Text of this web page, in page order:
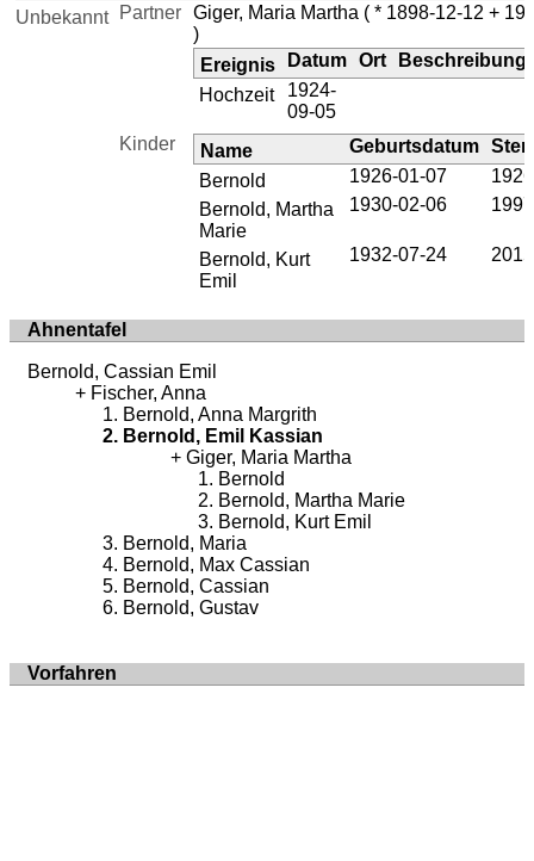
Unbekannt
Partner Giger, Maria Martha ( * 1898-12-12 +
)
Ereignis
Datum Ort
Beschreibung
Hochzeit
1924-
09-05
Kinder
Name Geburtsdatum
Bernold
1926-01-07
Bernold, Martha
Marie
1930-02-06
Bernold, Kurt
Emil
1932-07-24
Ahnentafel
Bernold, Cassian Emil
Fischer, Anna
Bernold, Anna Margrith
Bernold, Emil Kassian
Giger, Maria Martha
Bernold
Bernold, Martha Marie
Bernold, Kurt Emil
Bernold, Maria
Bernold, Max Cassian
Bernold, Cassian
Bernold, Gustav
Vorfahren